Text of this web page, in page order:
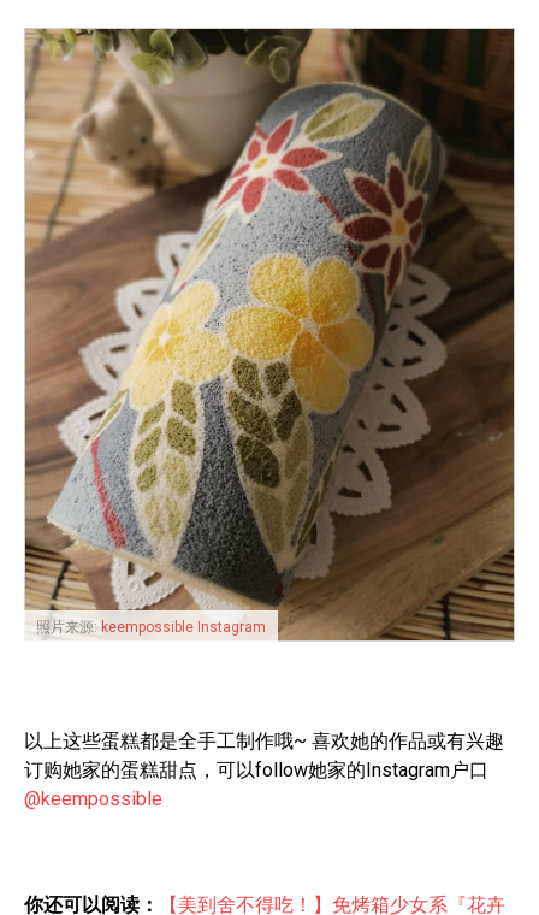
照片来源: keempossible Instagram
以上这些蛋糕都是全手工制作哦~ 喜欢她的作品或有兴趣
订购她家的蛋糕甜点，可以follow她家的Instagram户口
@keempossible
你还可以阅读： 【美到舍不得吃！】免烤箱少女系『花卉